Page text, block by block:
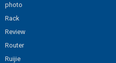
photo
Rack
Review
Router
Ruijie